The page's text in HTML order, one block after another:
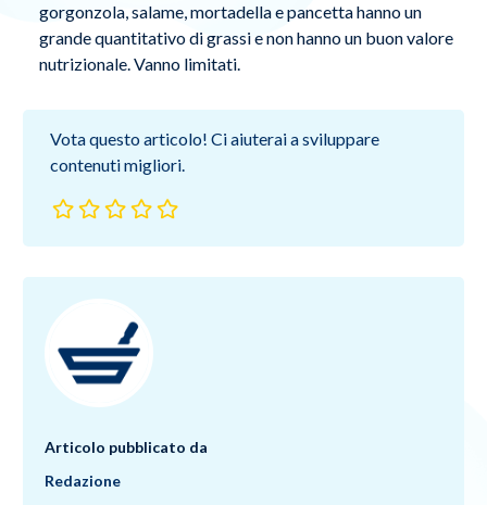
gorgonzola, salame, mortadella e pancetta hanno un
grande quantitativo di grassi e non hanno un buon valore
nutrizionale. Vanno limitati.
Vota questo articolo! Ci aiuterai a sviluppare
contenuti migliori.
Articolo pubblicato da
Redazione